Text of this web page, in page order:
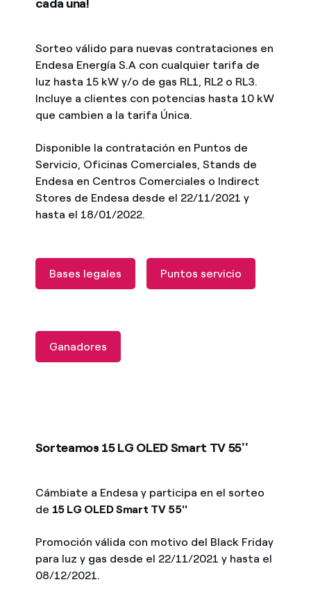
cada una!
Sorteo válido para nuevas contrataciones en
Endesa Energía S.A con cualquier tarifa de
luz hasta 15 kW y/o de gas RL1, RL2 o RL3.
Incluye a clientes con potencias hasta 10 kW
que cambien a la tarifa Única.
Disponible la contratación en Puntos de
Servicio, Oficinas Comerciales, Stands de
Endesa en Centros Comerciales o Indirect
Stores de Endesa desde el 22/11/2021 y
hasta el 18/01/2022.
Bases legales
Ganadores
Puntos servicio
Sorteamos 15 LG OLED Smart TV 55''
Cámbiate a Endesa y participa en el sorteo
de 15 LG OLED Smart TV 55''
Promoción válida con motivo del Black Friday
para luz y gas desde el 22/11/2021 y hasta el
08/12/2021.